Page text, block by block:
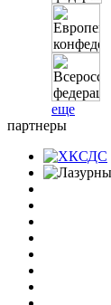
еще
партнеры